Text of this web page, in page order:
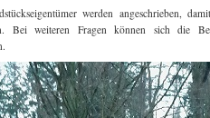
werden angeschrieben,
Bei weiteren Fragen können sich die